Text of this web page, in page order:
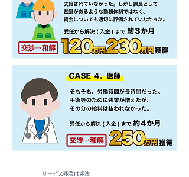
サービス残業は違法